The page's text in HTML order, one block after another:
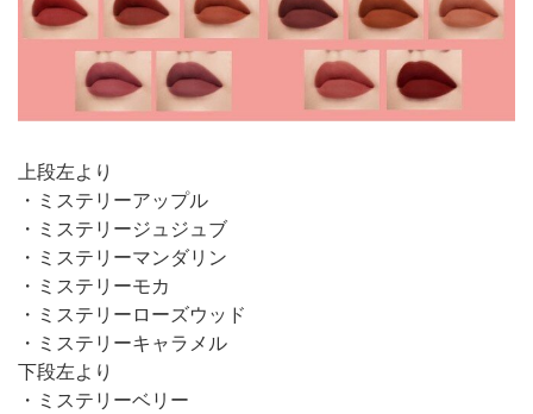
上段左より
・ミステリーアップル
・ミステリージュジュブ
・ミステリーマンダリン
・ミステリーモカ
・ミステリーローズウッド
・ミステリーキャラメル
下段左より
・ミステリーベリー